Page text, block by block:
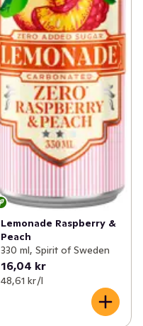
Lemonade Raspberry &
Peach
330 ml, Spirit of Sweden
16,04 kr
48,61 kr /l